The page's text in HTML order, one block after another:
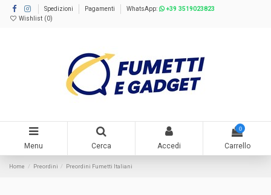
Spedizioni Pagamenti WhatsApp:
+39 3519023823
Wishlist (0)
Menu Cerca Accedi
0
Carrello
Home Preordini Preordini Fumetti Italiani